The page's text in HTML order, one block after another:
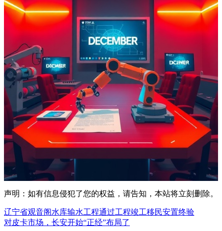
声明：如有信息侵犯了您的权益，请告知，本站将立刻删除。
辽宁省观音阁水库输水工程通过工程竣工移民安置终验
对皮卡市场，长安开始“正经”布局了